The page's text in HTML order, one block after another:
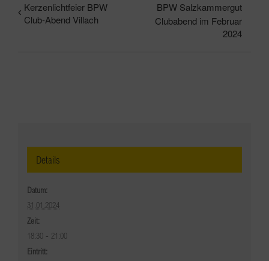
Kerzenlichtfeier BPW
Club-Abend Villach
BPW Salzkammergut
Clubabend im Februar
2024
Details
Datum:
31.01.2024
Zeit:
18:30 - 21:00
Eintritt: